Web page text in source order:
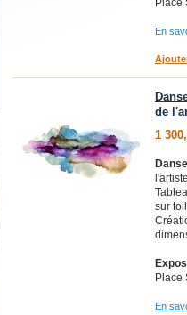
Place
En
de
1
sur
Place
En